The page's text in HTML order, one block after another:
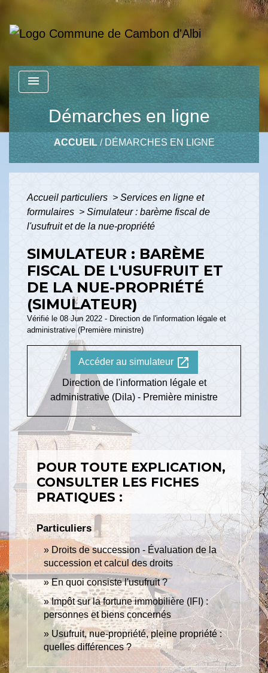
menu
Démarches en ligne
ACCUEIL/DÉMARCHES EN LIGNE
Accueil particuliers > Services en ligne et
formulaires > Simulateur : barème fiscal de
l'usufruit et de la nue-propriété
SIMULATEUR : BARÈME
FISCAL DE L'USUFRUIT ET
DE LA NUE-PROPRIÉTÉ
(SIMULATEUR)
Vérifié le 08 Jun 2022 - Direction de l'information légale et
administrative (Première ministre)
Accéder au simulateur open_in_new
Direction de l'information légale et
administrative (Dila) - Première ministre
POUR TOUTE EXPLICATION,
CONSULTER LES FICHES
PRATIQUES :
Particuliers
Droits de succession - Évaluation de la
succession et calcul des droits
En quoi consiste l'usufruit ?
Impôt sur la fortune immobilière (IFI) :
personnes et biens concernés
Usufruit, nue-propriété, pleine propriété :
quelles différences ?